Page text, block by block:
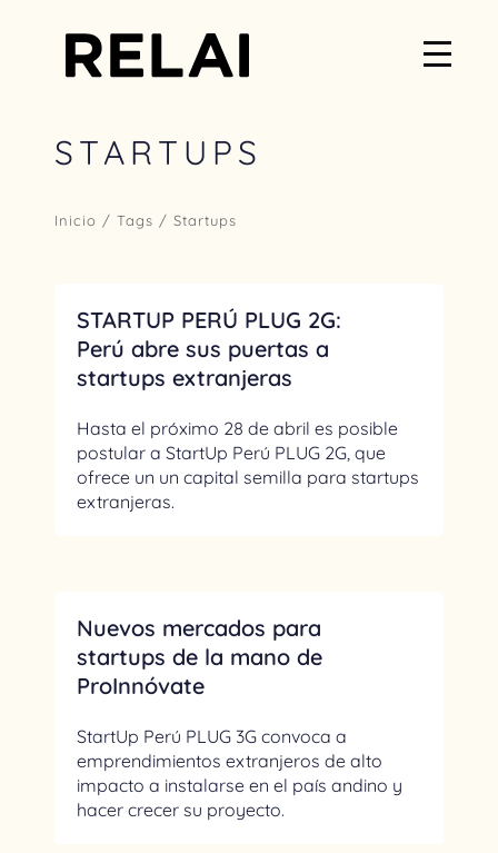
STARTUPS
Inicio / Tags / Startups
STARTUP PERÚ PLUG 2G:
Perú abre sus puertas a
startups extranjeras
Hasta el próximo 28 de abril es posible
postular a StartUp Perú PLUG 2G, que
ofrece un un capital semilla para startups
extranjeras.
Nuevos mercados para
startups de la mano de
ProInnóvate
StartUp Perú PLUG 3G convoca a
emprendimientos extranjeros de alto
impacto a instalarse en el país andino y
hacer crecer su proyecto.